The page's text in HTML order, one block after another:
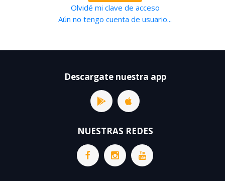
Olvidé mi clave de acceso
Aún no tengo cuenta de usuario...
Descargate nuestra app
NUESTRAS REDES